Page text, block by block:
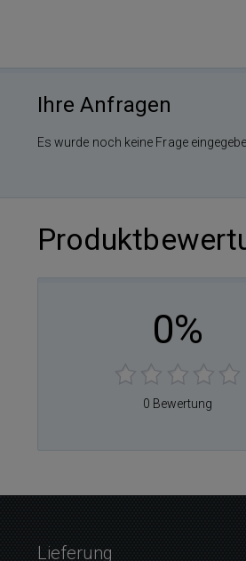
Ihre Anfragen
Es wurde noch keine Frage
0%
0 Bewertung
Lieferung